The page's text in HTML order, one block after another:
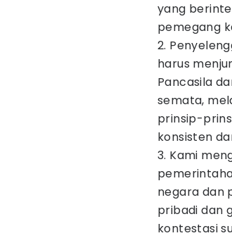
yang
pemegang
2.
harus
Pancasila
semata,
prinsip-
konsisten
3. Kami
negara dan
pribadi dan
kontestasi